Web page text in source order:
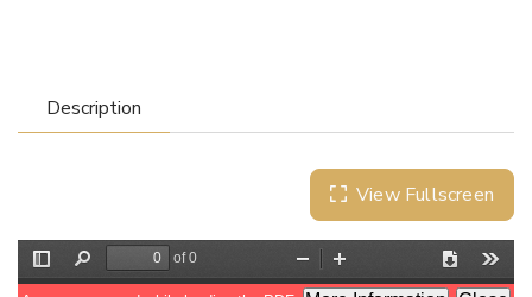
Description
View Fullscreen